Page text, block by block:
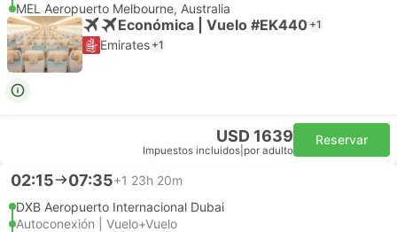
MEL Aeropuerto Melbourne, Australia
Económica | Vuelo #EK440 +1
Emirates +1
USD 1639
Impuestos incluidos por adulto
Reservar
02:15 07:35+1 23h 20m
DXB Aeropuerto Internacional Dubai
Autoconexión | Vuelo+Vuelo